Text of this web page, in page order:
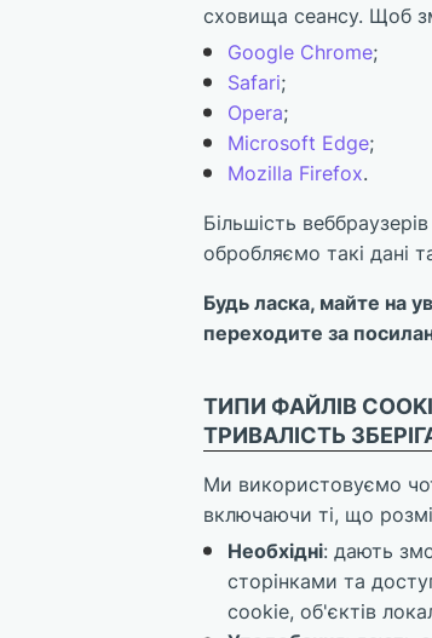
сховища сеансу. Щоб
Google Chrome;
Safari;
Opera;
Microsoft Edge;
Mozilla Firefox.
Більшість
обробляємо такі дані
Будь ласка, майте на
переходите за
ТИПИ ФАЙЛІВ
ТРИВАЛІСТЬ
Ми використовуємо
включаючи ті, що
Необхідні: дають
сторінками та
cookie, об'єктів